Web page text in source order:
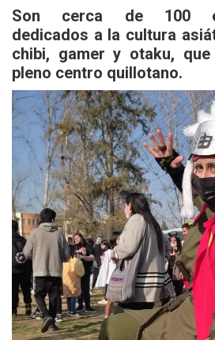
Son cerca de 100
dedicados a la cultura
chibi, gamer y otaku,
pleno centro quillotano.